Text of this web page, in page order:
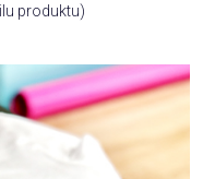
produktu)